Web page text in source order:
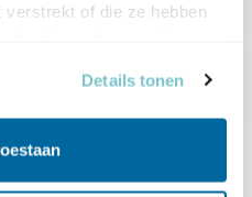
of die ze hebben
Details tonen